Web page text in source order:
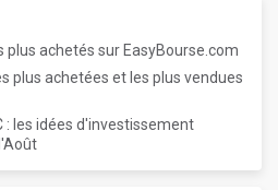
plus achetés sur EasyBourse.com
plus achetées et les plus vendues
: les idées d'investissement